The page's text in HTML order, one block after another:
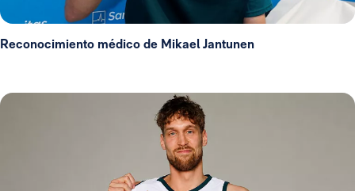
Reconocimiento médico de Mikael Jantunen